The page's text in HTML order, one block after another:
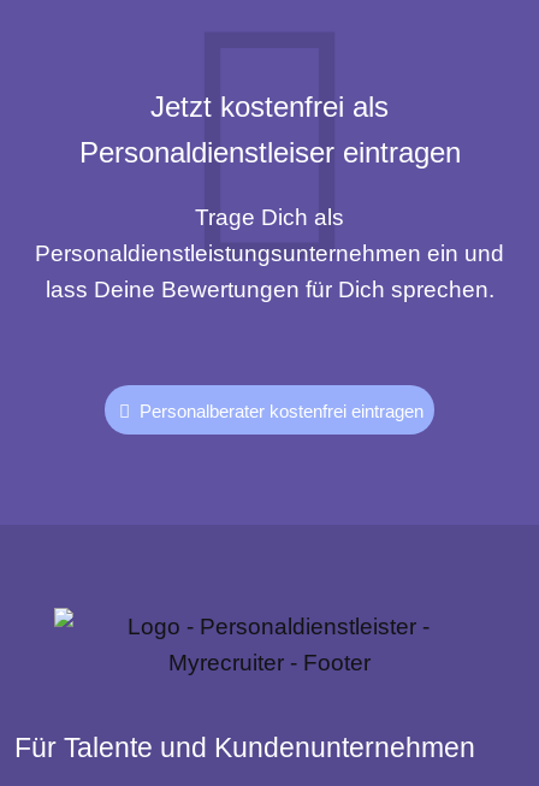
Jetzt kostenfrei als
Personaldienstleiser eintragen
Trage Dich als
Personaldienstleistungsunternehmen ein und
lass Deine Bewertungen für Dich sprechen.
Personalberater kostenfrei eintragen
Für Talente und Kundenunternehmen